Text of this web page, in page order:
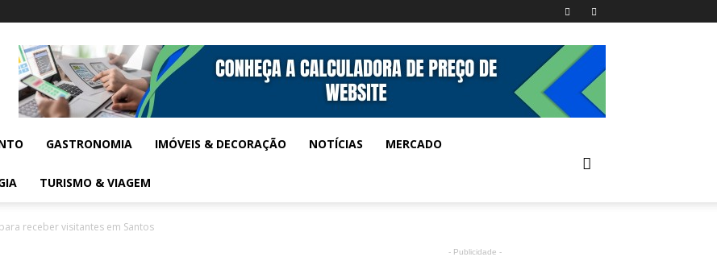
GASTRONOMIA IMÓVEIS & DECORAÇÃO NOTÍCIAS MERCADO
TURISMO & VIAGEM
receber visitantes em Santos
- Publicidade -